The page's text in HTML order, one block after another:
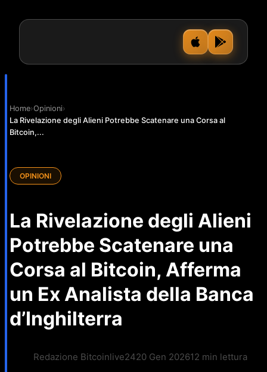
Home›Opinioni›
La Rivelazione degli Alieni Potrebbe Scatenare una Corsa al
Bitcoin,...
OPINIONI
La Rivelazione degli Alieni
Potrebbe Scatenare una
Corsa al Bitcoin, Afferma
un Ex Analista della Banca
d’Inghilterra
Redazione Bitcoinlive2420 Gen 202612 min lettura